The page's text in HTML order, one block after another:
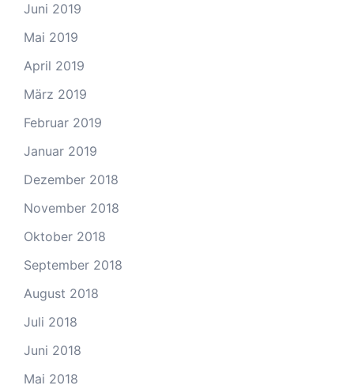
Juni 2019
Mai 2019
April 2019
März 2019
Februar 2019
Januar 2019
Dezember 2018
November 2018
Oktober 2018
September 2018
August 2018
Juli 2018
Juni 2018
Mai 2018